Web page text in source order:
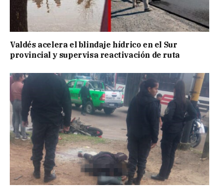
Valdés acelera el blindaje hídrico en el Sur
provincial y supervisa reactivación de ruta